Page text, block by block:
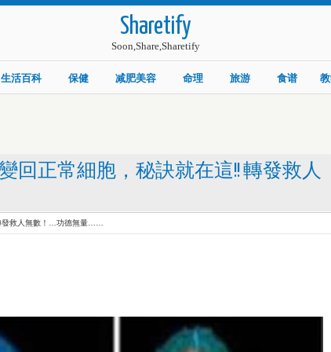
Sharetify
Soon,Share,Sharetify
生活百科 保健 减肥美容 命理 旅游 食谱
回正常細胞，秘訣就在這!! 轉發救人
發救人無數！…功德無量……